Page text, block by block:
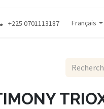
+225 0701113187 Français